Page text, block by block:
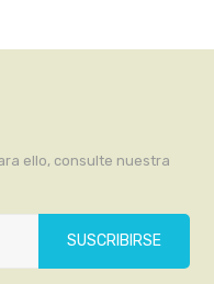
ello, consulte nuestra
SUSCRIBIRSE